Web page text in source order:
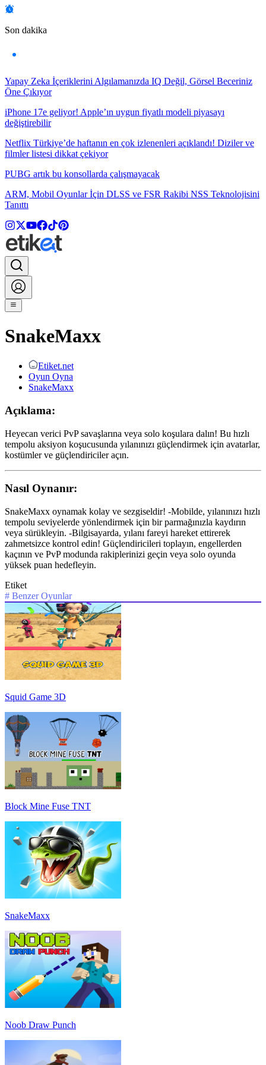
Son dakika
Yapay Zeka İçeriklerini Algılamanızda IQ Değil, Görsel Beceriniz
Öne Çıkıyor
iPhone 17e geliyor! Apple’ın uygun fiyatlı modeli piyasayı
değiştirebilir
Netflix Türkiye’de haftanın en çok izlenenleri açıklandı! Diziler ve
filmler listesi dikkat çekiyor
PUBG artık bu konsollarda çalışmayacak
ARM, Mobil Oyunlar İçin DLSS ve FSR Rakibi NSS Teknolojisini
Tanıttı
SnakeMaxx
Etiket.net
Oyun Oyna
SnakeMaxx
Açıklama:
Heyecan verici PvP savaşlarına veya solo koşulara dalın! Bu hızlı
tempolu aksiyon koşucusunda yılanınızı güçlendirmek için avatarlar,
kostümler ve güçlendiriciler açın.
Nasıl Oynanır:
SnakeMaxx oynamak kolay ve sezgiseldir! -Mobilde, yılanınızı hızlı
tempolu seviyelerde yönlendirmek için bir parmağınızla kaydırın
veya sürükleyin. -Bilgisayarda, yılanı fareyi hareket ettirerek
zahmetsizce kontrol edin! Güçlendiricileri toplayın, engellerden
kaçının ve PvP modunda rakiplerinizi geçin veya solo oyunda
yüksek puan hedefleyin.
Etiket
# Benzer Oyunlar
Squid Game 3D
Block Mine Fuse TNT
SnakeMaxx
Noob Draw Punch